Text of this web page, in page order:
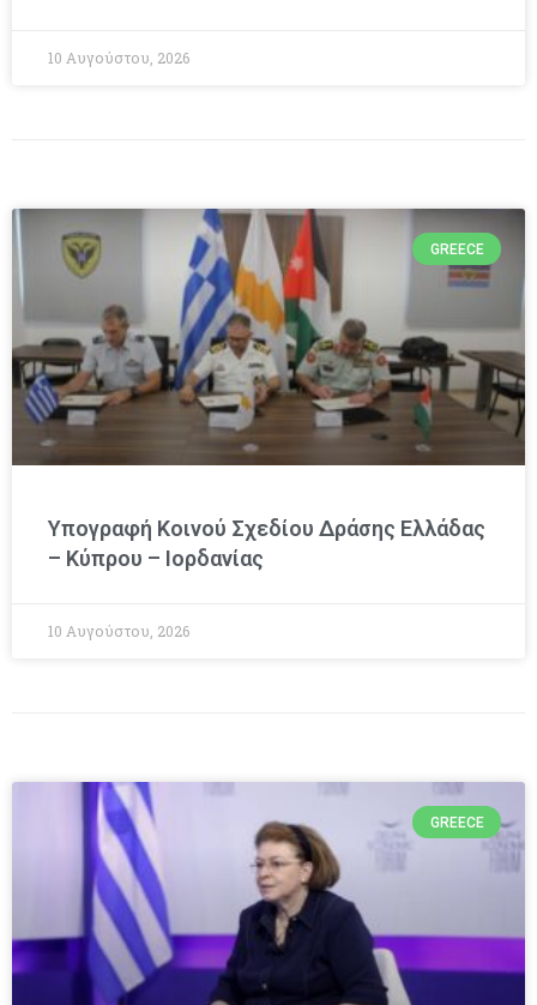
10 Αυγούστου, 2026
GREECE
Υπογραφή Κοινού Σχεδίου Δράσης Ελλάδας
– Κύπρου – Ιορδανίας
10 Αυγούστου, 2026
GREECE